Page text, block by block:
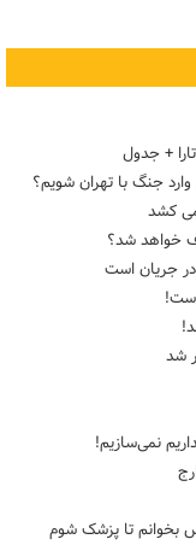
+ جدول
جنگ با تهران شویم؟
کشد
در جریان است
شد
نمی‌سازیم!
بخوانم تا پزشک شوم